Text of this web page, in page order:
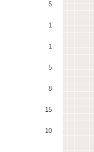
5
1
1
5
8
15
10